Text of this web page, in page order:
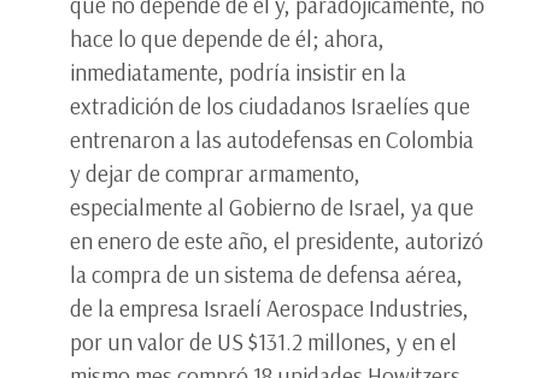
hace lo que depende de él; ahora,
inmediatamente, podría insistir en la
extradición de los ciudadanos Israelíes que
entrenaron a las autodefensas en Colombia
y dejar de comprar armamento,
especialmente al Gobierno de Israel, ya que
en enero de este año, el presidente, autorizó
la compra de un sistema de defensa aérea,
de la empresa Israelí Aerospace Industries,
por un valor de US $131.2 millones, y en el